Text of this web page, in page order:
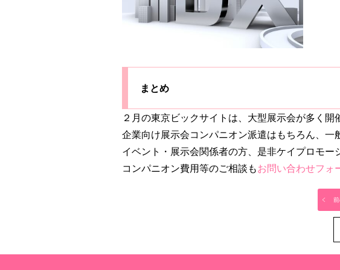
まとめ
２月の東京ビックサイトは、大型展示会が多く
企業向け展示会コンパニオン派遣はもちろん、一
イベント・展示会関係者の方、是非ケイプロモー
コンパニオン費用等のご相談もお問い合わせフォ